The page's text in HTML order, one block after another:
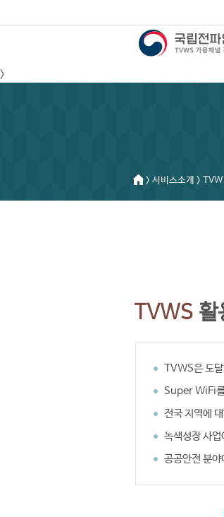
>
> 서비스소개 >
TVWS 활
TVWS은 도달
Super WiFi를
전국 지역에
녹색성장 사
공공안전 분